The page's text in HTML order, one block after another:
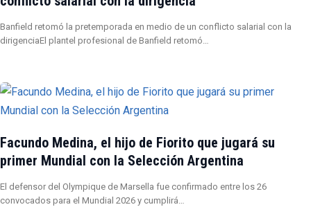
Banfield retomó la pretemporada en medio de un conflicto salarial con la
dirigenciaEl plantel profesional de Banfield retomó…
Facundo Medina, el hijo de Fiorito que jugará su
primer Mundial con la Selección Argentina
El defensor del Olympique de Marsella fue confirmado entre los 26
convocados para el Mundial 2026 y cumplirá…